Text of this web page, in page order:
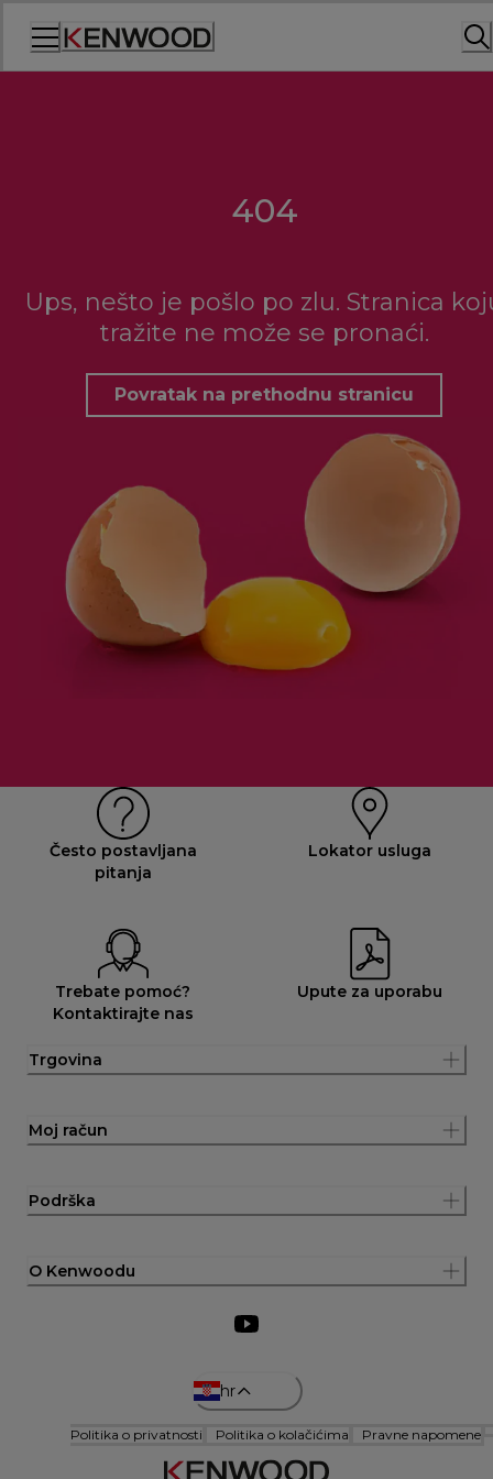
404
Ups, nešto je pošlo po zlu. Stranica
tražite ne može se pronaći.
Povratak na prethodnu stranicu
Često postavljana
pitanja
Lokator usluga
Trebate pomoć?
Kontaktirajte nas
Upute za uporabu
Trgovina
Moj račun
Podrška
O Kenwoodu
hr
Politika o privatnosti Politika o kolačićima Pravne napomene